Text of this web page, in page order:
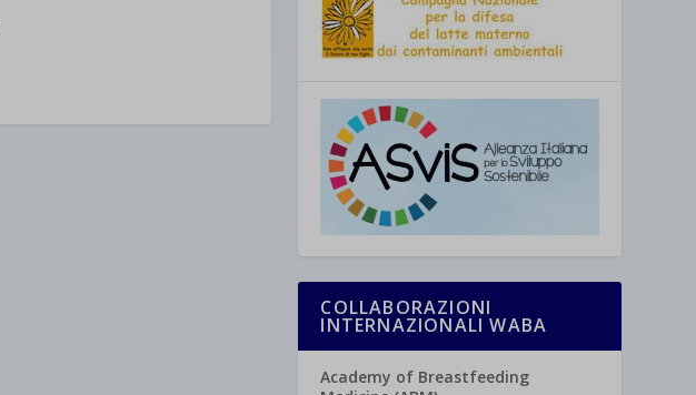
COLLABORAZIONI
INTERNAZIONALI WABA
Academy of Breastfeeding